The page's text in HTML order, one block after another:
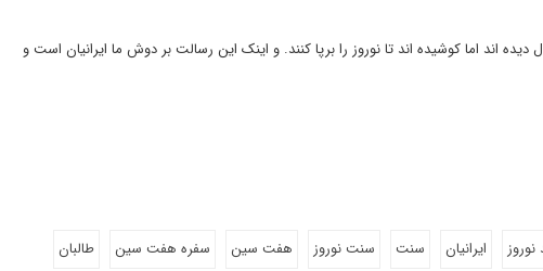
اند اما کوشیده اند تا نوروز را برپا کنند. و اینک این رسالت بر دوش ما ایرانیان است و
نوروز ایرانیان سنت سنت نوروز هفت سین سفره هفت سین
طالبان